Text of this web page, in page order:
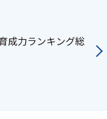
成力ランキング総